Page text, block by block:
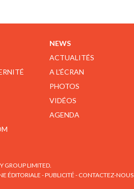
NEWS
ACTUALITÉS
A L'ÉCRAN
PHOTOS
VIDÉOS
AGENDA
GROUP LIMITED.
ÉDITORIALE-PUBLICITÉ - CONTACTEZ-NOUS